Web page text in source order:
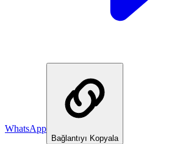
WhatsApp
Bağlantıyı Kopyala